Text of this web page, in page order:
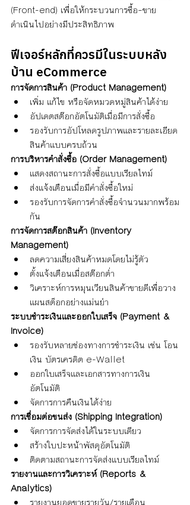
(Front-end) เพื่อให้กระบวนการซื้อ–ขาย
ดำเนินไปอย่างมีประสิทธิภาพ
ฟีเจอร์หลักที่ควรมีในระบบหลัง
บ้าน eCommerce
การจัดการสินค้า (Product Management)
เพิ่ม แก้ไข หรือจัดหมวดหมู่สินค้าได้ง่าย
อัปเดตสต๊อกอัตโนมัติเมื่อมีการสั่งซื้อ
รองรับการอัปโหลดรูปภาพและรายละเอียด
สินค้าแบบครบถ้วน
การบริหารคำสั่งซื้อ (Order Management)
แสดงสถานะการสั่งซื้อแบบเรียลไทม์
ส่งแจ้งเตือนเมื่อมีคำสั่งซื้อใหม่
รองรับการจัดการคำสั่งซื้อจำนวนมากพร้อม
กัน
การจัดการสต๊อกสินค้า (Inventory
Management)
ลดความเสี่ยงสินค้าหมดโดยไม่รู้ตัว
ตั้งแจ้งเตือนเมื่อสต๊อกต่ำ
วิเคราะห์การหมุนเวียนสินค้าขายดีเพื่อวาง
แผนสต็อกอย่างแม่นยำ
ระบบชำระเงินและออกใบเสร็จ (Payment &
Invoice)
รองรับหลายช่องทางการชำระเงิน เช่น โอน
เงิน บัตรเครดิต e-Wallet
ออกใบเสร็จและเอกสารทางการเงิน
อัตโนมัติ
จัดการการคืนเงินได้ง่าย
การเชื่อมต่อขนส่ง (Shipping Integration)
จัดการการจัดส่งได้ในระบบเดียว
สร้างใบปะหน้าพัสดุอัตโนมัติ
ติดตามสถานะการจัดส่งแบบเรียลไทม์
รายงานและการวิเคราะห์ (Reports &
Analytics)
รายงานยอดขายรายวัน/รายเดือน